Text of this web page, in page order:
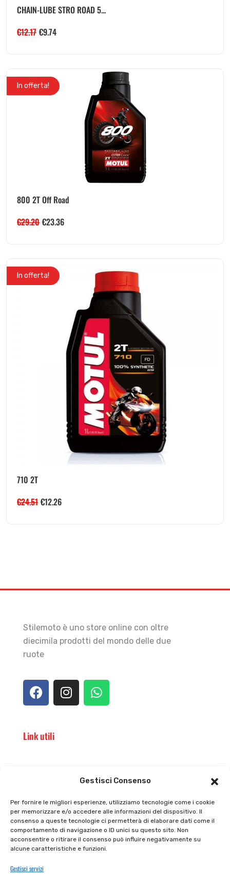
Gestisci Consenso
Per fornire le migliori esperienze, utilizziamo tecnologie come i cookie
per memorizzare e/o accedere alle informazioni del dispositivo. Il
consenso a queste tecnologie ci permetterà di elaborare dati come il
comportamento di navigazione o ID unici su questo sito. Non
acconsentire o ritirare il consenso può influire negativamente su
alcune caratteristiche e funzioni.
Gestisci servizi
CHAIN-LUBE STRO ROAD 5...
€12.17 €9.74
In offerta!
800 2T Off Road
€29.20 €23.36
In offerta!
710 2T
€24.51 €12.26
Stilemoto è uno store online con oltre
diecimila prodotti del mondo delle due
ruote
Link utili
Privacy policy
Cookie policy
Tutti prodotti
Termini e condizioni